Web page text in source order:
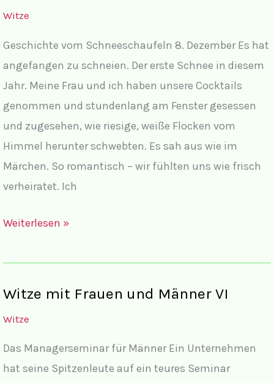
Witze
Geschichte vom Schneeschaufeln 8. Dezember Es hat
angefangen zu schneien. Der erste Schnee in diesem
Jahr. Meine Frau und ich haben unsere Cocktails
genommen und stundenlang am Fenster gesessen
und zugesehen, wie riesige, weiße Flocken vom
Himmel herunter schwebten. Es sah aus wie im
Märchen. So romantisch – wir fühlten uns wie frisch
verheiratet. Ich
Witze
Winter
Weihnachten
Weiterlesen »
Witze mit Frauen und Männer VI
Witze
Das Managerseminar für Männer Ein Unternehmen
hat seine Spitzenleute auf ein teures Seminar